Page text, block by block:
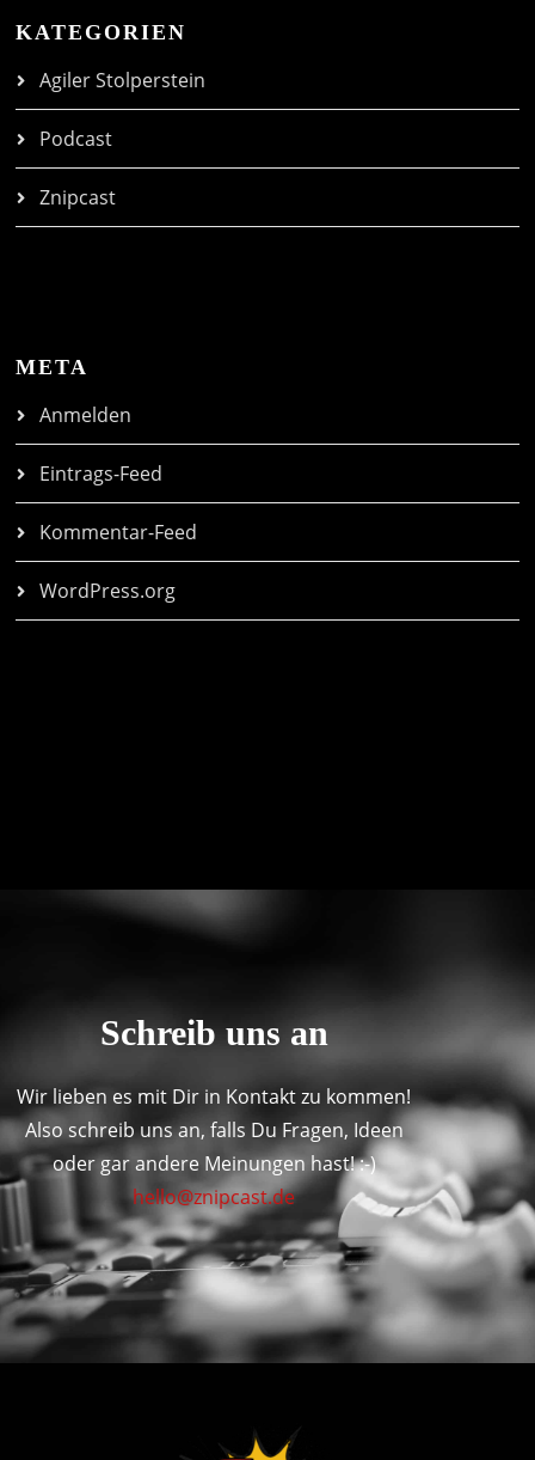
KATEGORIEN
Agiler Stolperstein
Podcast
Znipcast
META
Anmelden
Eintrags-Feed
Kommentar-Feed
WordPress.org
Schreib uns an
Wir lieben es mit Dir in Kontakt zu kommen!
Also schreib uns an, falls Du Fragen, Ideen
oder gar andere Meinungen hast! :-)
hello@znipcast.de